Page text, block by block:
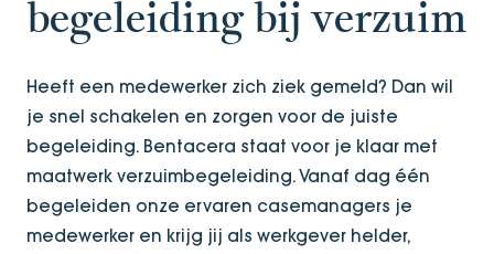
begeleiding bij verzuim
Heeft een medewerker zich ziek gemeld? Dan wil
je snel schakelen en zorgen voor de juiste
begeleiding. Bentacera staat voor je klaar met
maatwerk verzuimbegeleiding. Vanaf dag één
begeleiden onze ervaren casemanagers je
medewerker en krijg jij als werkgever helder,